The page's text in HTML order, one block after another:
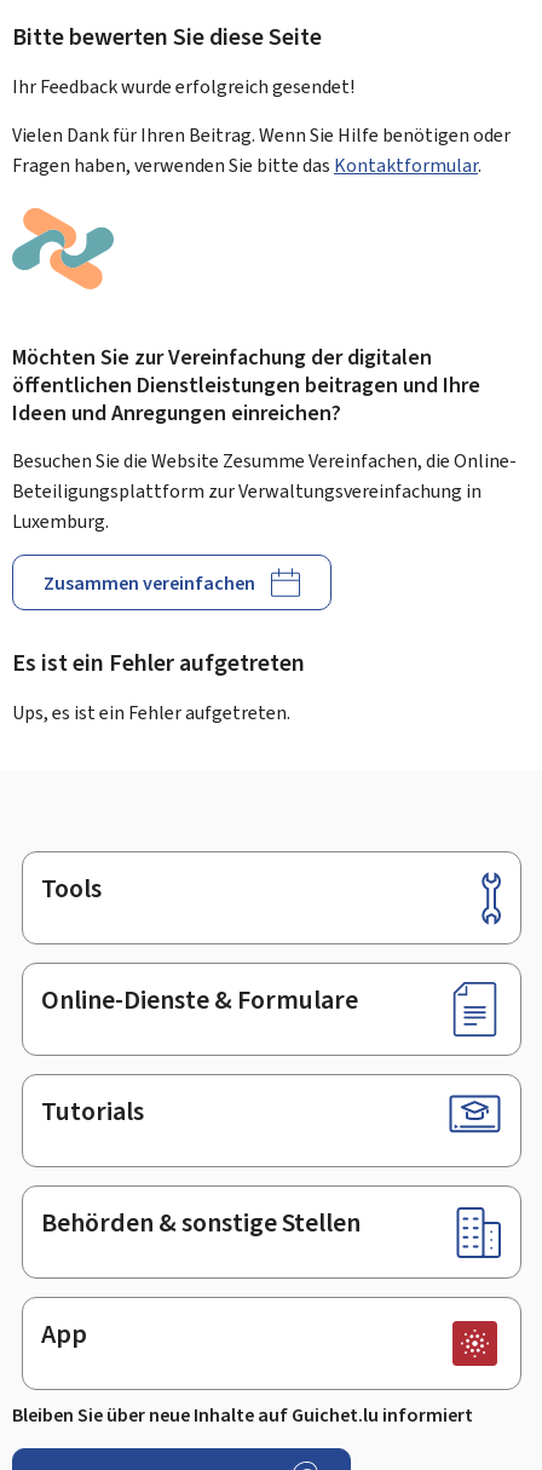
Bitte bewerten Sie diese Seite
Ihr Feedback wurdeerfolgreichgesendet!
Vielen Dank für Ihren Beitrag. Wenn Sie Hilfe benötigen oder
Fragen haben, verwenden Sie bitte das Kontaktformular.
Möchten Sie zur Vereinfachung der digitalen
öffentlichen Dienstleistungen beitragen und Ihre
Ideen und Anregungen einreichen?
Besuchen Sie die Website Zesumme Vereinfachen, die Online-
Beteiligungsplattform zur Verwaltungsvereinfachung in
Luxemburg.
Zusammen vereinfachen
Es ist ein Fehler aufgetreten
Ups, es ist ein Fehler aufgetreten.
Footer
Tools
Online-Dienste & Formulare
Tutorials
Behörden & sonstige Stellen
App
Bleiben Sie über neue Inhalte auf Guichet.lu informiert